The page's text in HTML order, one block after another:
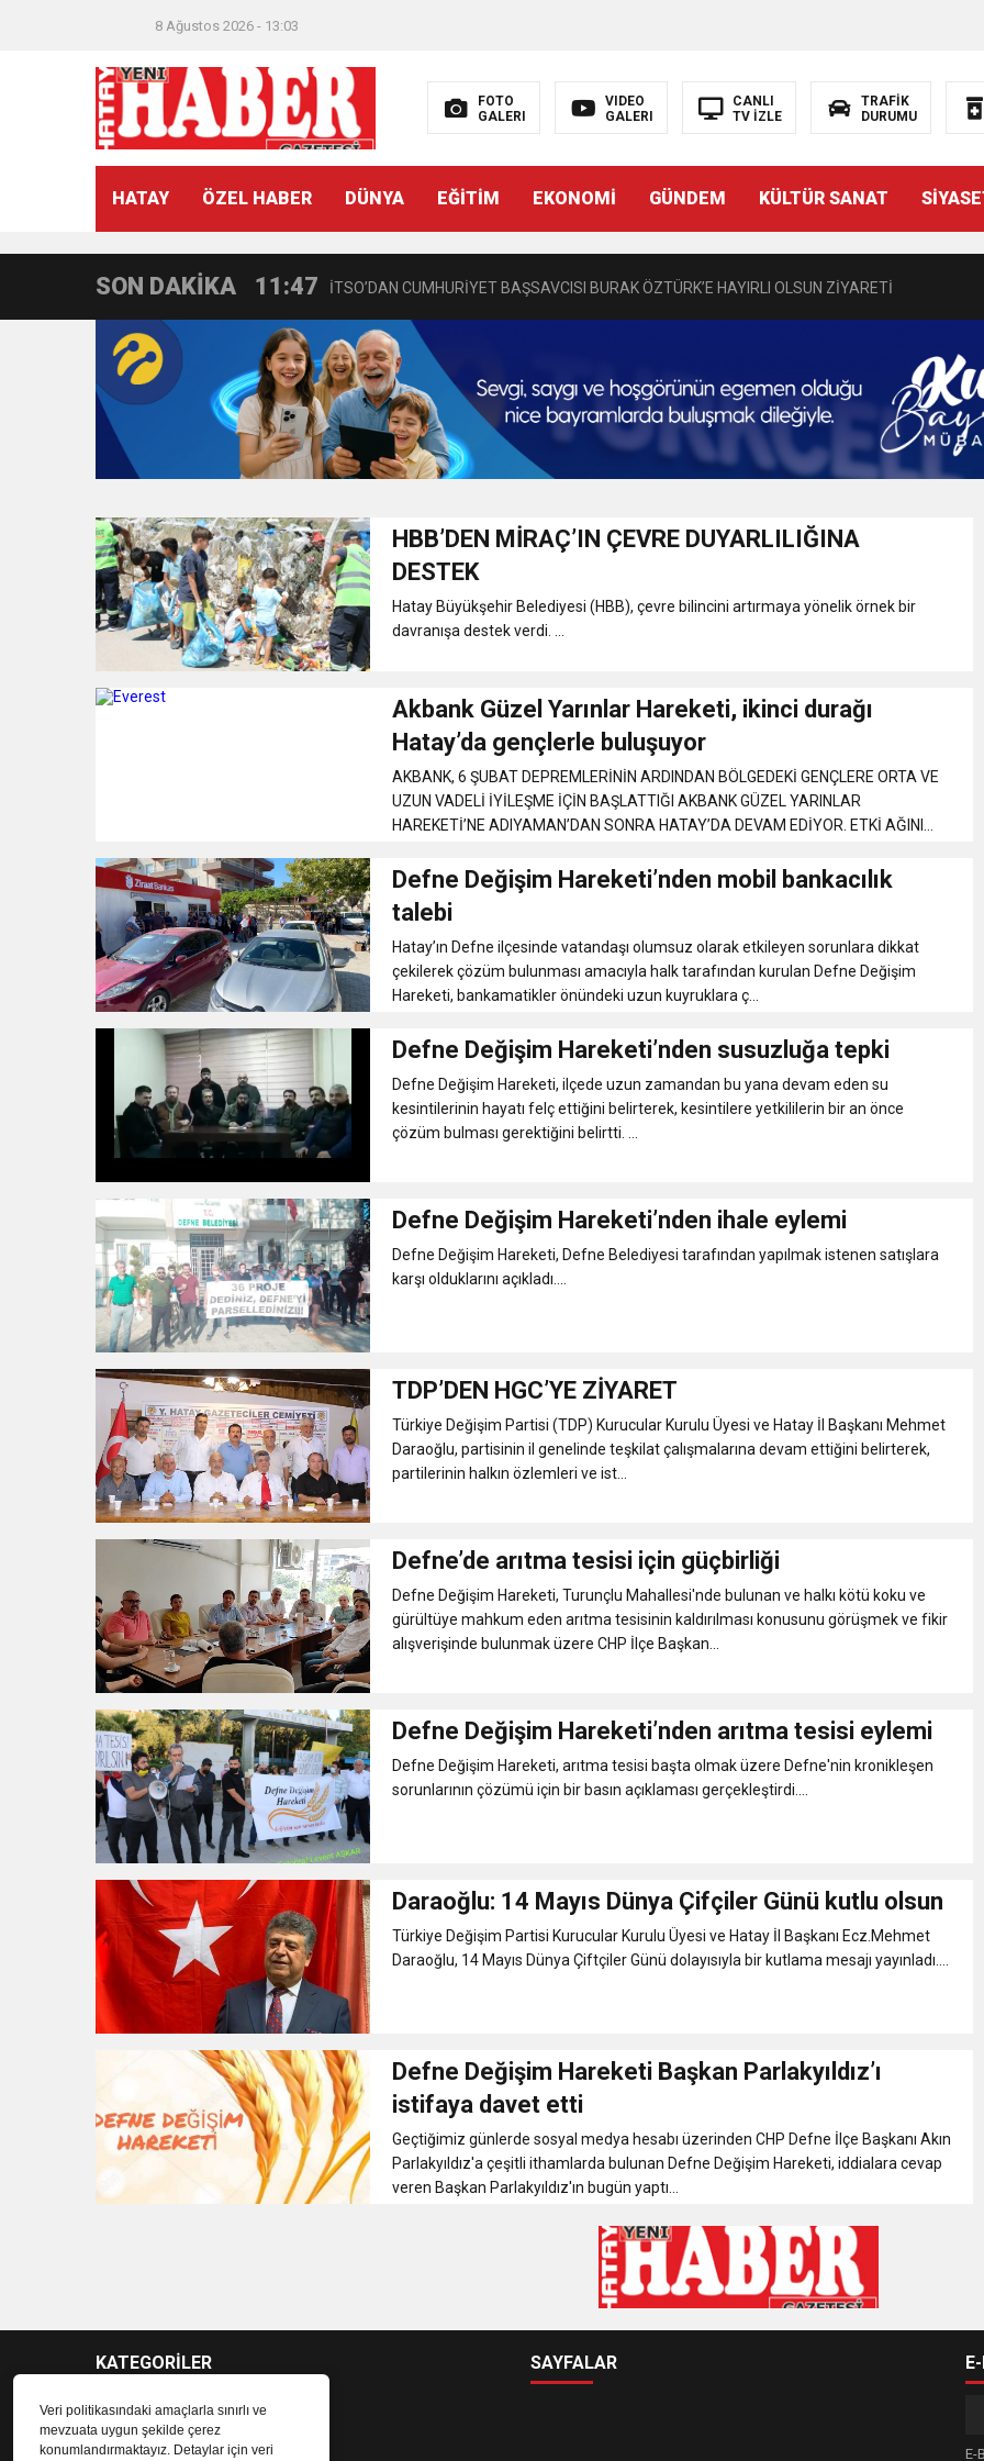
Veri politikasındaki amaçlarla sınırlı ve
mevzuata uygun şekilde çerez
konumlandırmaktayız. Detaylar için veri
8 Ağustos 2026 - 13:03
FOTO
GALERI
VIDEO
GALERI
CANLI
TV İZLE
TRAFİK
DURUMU
HATAY ÖZEL HABER DÜNYA EĞİTİM EKONOMİ GÜNDEM KÜLTÜR SANAT
SON DAKİKA
21:40
11:47 İTSO’DAN CUMHURİYET BAŞSAVCISI BURAK ÖZTÜRK’E HAYIRLI OLSUN ZİYARETİ
18:55 İNCE’NİN CHP’DE KALMASININ PERDE ARKASI: GÖRÜNENDEN DAHA FAZLASI MI VAR?
11:57 IŞIL Eczanesi Görkemli Bir Törenle Hizmete Açıldı
21:40
3:47 Belediye Başkanı İbrahim Gül, Cumhuriyet, Türk Milletinin Özgürlük ve Onur Nişanesidir
6:19 HBB BAŞKANI ÖNTÜRK’ÜN CUMHURİYET BAYRAMI MESAJI
İTSO İŞ-KUR SGK TOPLANTI DUYURUSU
CEYLANDERE’DE BAŞKAN EMRAH KARAÇAY’A SEVGİ SELİ
18:22 BAŞKAN SAMİ ÜSTÜN’DEN GÖNÜLLERE DOKUNAN ZİYARET
HBB’DEN MİRAÇ’IN ÇEVRE DUYARLILIĞINA
DESTEK
Hatay Büyükşehir Belediyesi (HBB), çevre bilincini artırmaya yönelik örnek bir
davranışa destek verdi. ...
Akbank Güzel Yarınlar Hareketi, ikinci durağı
Hatay’da gençlerle buluşuyor
AKBANK, 6 ŞUBAT DEPREMLERİNİN ARDINDAN BÖLGEDEKİ GENÇLERE ORTA VE
UZUN VADELİ İYİLEŞME İÇİN BAŞLATTIĞI AKBANK GÜZEL YARINLAR
HAREKETİ’NE ADIYAMAN’DAN SONRA HATAY’DA DEVAM EDİYOR. ETKİ AĞINI
Defne Değişim Hareketi’nden mobil bankacılık
talebi
Hatay’ın Defne ilçesinde vatandaşı olumsuz olarak etkileyen sorunlara dikkat
çekilerek çözüm bulunması amacıyla halk tarafından kurulan Defne Değişim
Hareketi, bankamatikler önündeki uzun kuyruklara ç...
Defne Değişim Hareketi’nden susuzluğa tepki
Defne Değişim Hareketi, ilçede uzun zamandan bu yana devam eden su
kesintilerinin hayatı felç ettiğini belirterek, kesintilere yetkililerin bir an önce
çözüm bulması gerektiğini belirtti. ...
Defne Değişim Hareketi’nden ihale eylemi
Defne Değişim Hareketi, Defne Belediyesi tarafından yapılmak istenen satışlara
karşı olduklarını açıkladı....
TDP’DEN HGC’YE ZİYARET
Türkiye Değişim Partisi (TDP) Kurucular Kurulu Üyesi ve Hatay İl Başkanı Mehmet
Daraoğlu, partisinin il genelinde teşkilat çalışmalarına devam ettiğini belirterek,
partilerinin halkın özlemleri ve ist...
Defne’de arıtma tesisi için güçbirliği
Defne Değişim Hareketi, Turunçlu Mahallesi'nde bulunan ve halkı kötü koku ve
gürültüye mahkum eden arıtma tesisinin kaldırılması konusunu görüşmek ve fikir
alışverişinde bulunmak üzere CHP İlçe Başkan...
Defne Değişim Hareketi’nden arıtma tesisi eylemi
Defne Değişim Hareketi, arıtma tesisi başta olmak üzere Defne'nin kronikleşen
sorunlarının çözümü için bir basın açıklaması gerçekleştirdi....
Daraoğlu: 14 Mayıs Dünya Çifçiler Günü kutlu olsun
Türkiye Değişim Partisi Kurucular Kurulu Üyesi ve Hatay İl Başkanı Ecz.Mehmet
Daraoğlu, 14 Mayıs Dünya Çiftçiler Günü dolayısıyla bir kutlama mesajı yayınladı....
Defne Değişim Hareketi Başkan Parlakyıldız’ı
istifaya davet etti
Geçtiğimiz günlerde sosyal medya hesabı üzerinden CHP Defne İlçe Başkanı Akın
Parlakyıldız'a çeşitli ithamlarda bulunan Defne Değişim Hareketi, iddialara cevap
veren Başkan Parlakyıldız'ın bugün yaptı...
KATEGORİLER SAYFALAR
E-